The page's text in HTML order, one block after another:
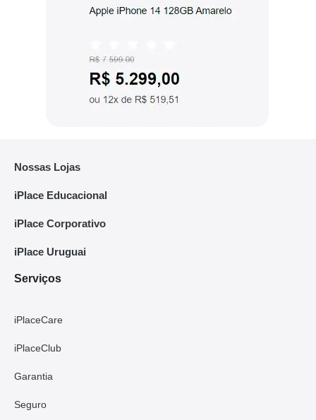
Nossas Lojas
iPlace Educacional
iPlace Corporativo
iPlace Uruguai
Serviços
iPlaceCare
iPlaceClub
Garantia
Seguro